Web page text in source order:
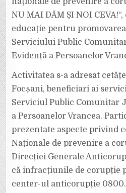
NU MAI DĂM ȘI NOI
educație pentru
Serviciului Public
Evidență a Persoanelor
Activitatea s-a adresat
Focșani, beneficiari ai
Serviciul Public Comunitar
a Persoanelor Vrancea.
prezentate aspecte privind
Naționale de prevenire a
Direcției Generale
că infracțiunile de corupție
center-ul anticorupție